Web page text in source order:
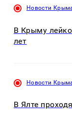
Новости
В Крыму
лет
Новости
В Ялте